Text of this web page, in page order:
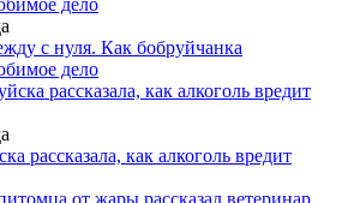
с нуля. Как бобруйчанка
дело
рассказала, как алкоголь вредит